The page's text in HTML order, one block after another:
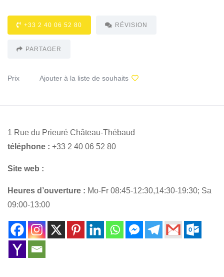
+33 2 40 06 52 80 RÉVISION
PARTAGER
Prix Ajouter à la liste de souhaits
1 Rue du Prieuré Château-Thébaud
téléphone : +33 2 40 06 52 80
Site web :
Heures d’ouverture : Mo-Fr 08:45-12:30,14:30-19:30; Sa
09:00-13:00